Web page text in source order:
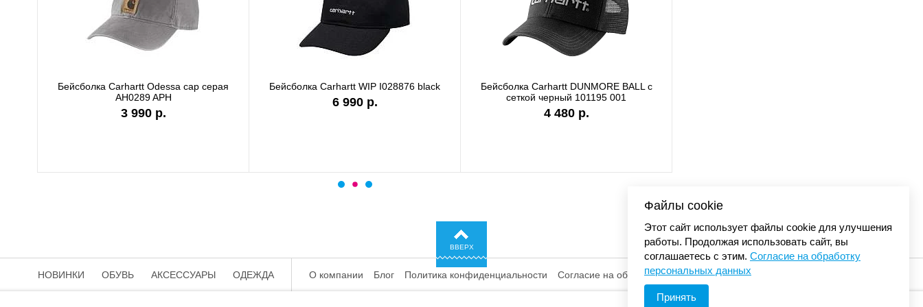
Бейсболка Carhartt Odessa cap серая
AH0289 APH
3 990 р.
Бейсболка Carhartt WIP I028876 black
6 990 р.
Бейсболка Carhartt DUNMORE BALL с
сеткой черный 101195 001
4 480 р.
ВВЕРХ
© «Элемент». 2013-2026 Все права защищены.
НОВИНКИ ОБУВЬ АКСЕССУАРЫ ОДЕЖДА О компании Блог Политика конфиденциальности Согласие на обработку
Файлы cookie
Этот сайт использует файлы cookie для улучшения
работы. Продолжая использовать сайт, вы
соглашаетесь с этим. Согласие на обработку
персональных данных
Принять